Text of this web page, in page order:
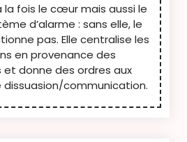
la fois le cœur mais aussi le
d’alarme : sans elle, le
pas. Elle centralise les
en provenance des
et donne des ordres aux
dissuasion/communication.